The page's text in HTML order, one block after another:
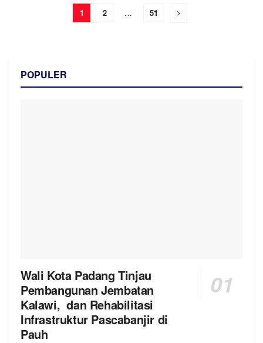
1 2 … 51
POPULER
Wali Kota Padang Tinjau
Pembangunan Jembatan
Kalawi, dan Rehabilitasi
Infrastruktur Pascabanjir di
Pauh